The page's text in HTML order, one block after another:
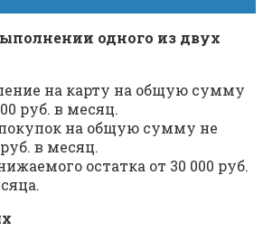
одного из двух
на карту на общую сумму
руб. в месяц.
на общую сумму не
в месяц.
остатка от 30 000 руб.